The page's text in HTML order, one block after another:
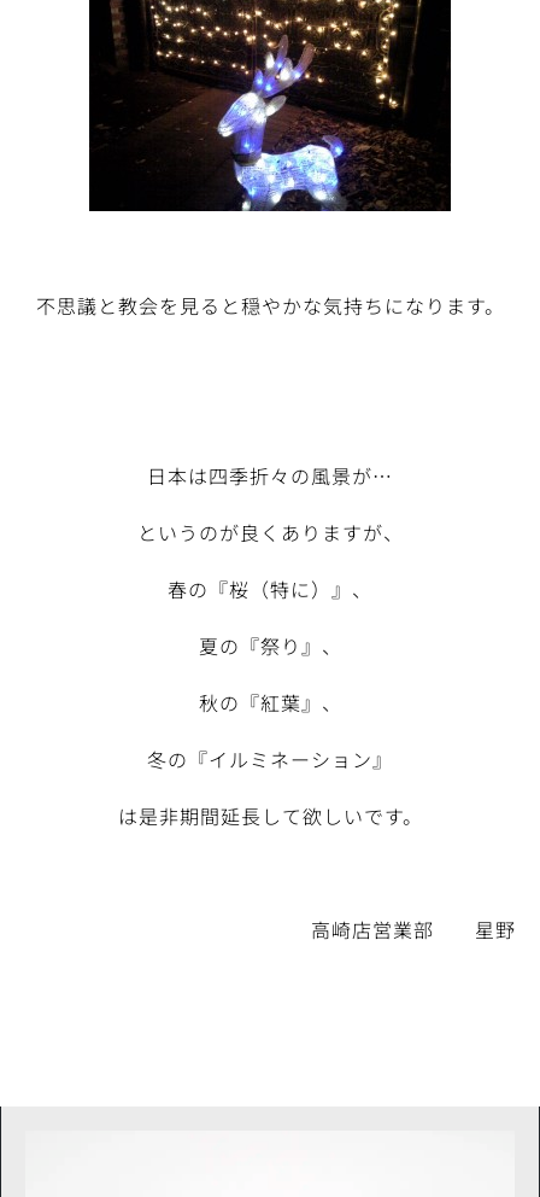
不思議と教会を見ると穏やかな気持ちになります。
日本は四季折々の風景が…
というのが良くありますが、
春の『桜（特に）』、
夏の『祭り』、
秋の『紅葉』、
冬の『イルミネーション』
は是非期間延長して欲しいです。
高崎店営業部 星野